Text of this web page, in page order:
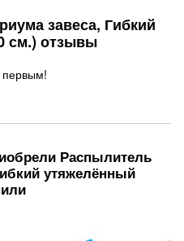
завеса, Гибкий
см.) отзывы
первым!
Распылитель
утяжелённый